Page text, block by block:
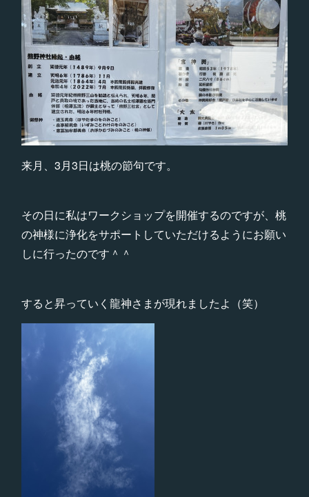
来月、3月3日は桃の節句です。
その日に私はワークショップを開催するのですが、桃
の神様に浄化をサポートしていただけるようにお願い
しに行ったのです＾＾
すると昇っていく龍神さまが現れましたよ（笑）